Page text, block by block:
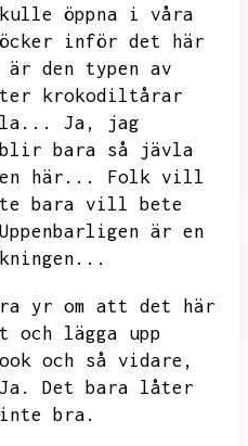
öppna i våra
inför det här
är den typen av
krokodiltårar
Ja,
jag
blir bara så jävla
här...
Folk vill
bara vill bete
Uppenbarligen är en
yr om att det här
och lägga upp
och så vidare,
Ja.
Det bara låter
inte bra.